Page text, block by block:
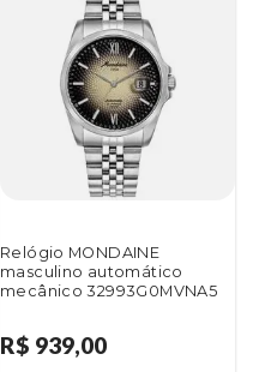
Relógio MONDAINE
masculino automático
mecânico 32993G0MVNA5
R$ 939,00